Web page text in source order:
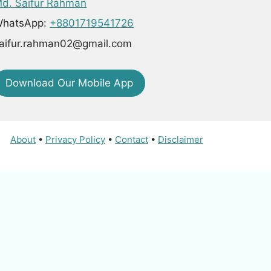
Saifur Rahman
+8801719541726
Download Our Mobile App
About • Privacy Policy • Contact • Disclaimer